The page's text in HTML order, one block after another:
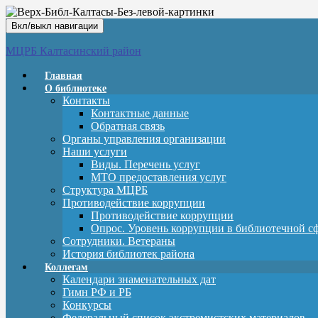
Вкл/выкл навигации
МЦРБ Калтасинский район
Главная
О библиотеке
Контакты
Контактные данные
Обратная связь
Органы управления организации
Наши услуги
Виды. Перечень услуг
МТО предоставления услуг
Структура МЦРБ
Противодействие коррупции
Противодействие коррупции
Опрос. Уровень коррупции в библиотечной
Сотрудники. Ветераны
История библиотек района
Коллегам
Календари знаменательных дат
Гимн РФ и РБ
Конкурсы